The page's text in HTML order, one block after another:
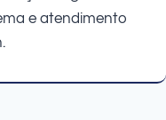
e atendimento